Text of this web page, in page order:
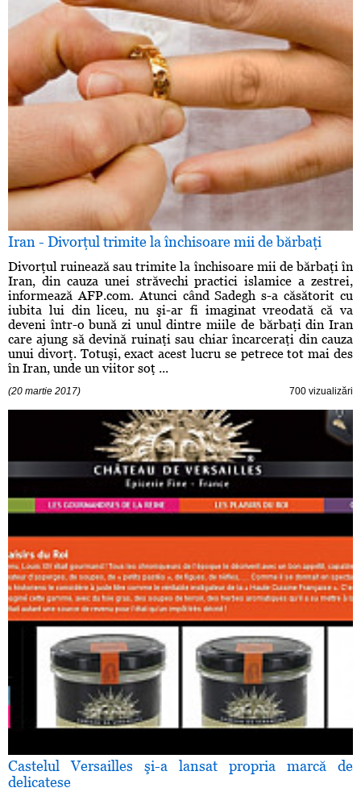
Iran - Divorţul trimite la închisoare mii de bărbaţi
Divorţul ruinează sau trimite la închisoare mii de bărbaţi în
Iran, din cauza unei străvechi practici islamice a zestrei,
informează AFP.com. Atunci când Sadegh s-a căsătorit cu
iubita lui din liceu, nu şi-ar fi imaginat vreodată că va
deveni într-o bună zi unul dintre miile de bărbaţi din Iran
care ajung să devină ruinaţi sau chiar încarceraţi din cauza
unui divorţ. Totuşi, exact acest lucru se petrece tot mai des
în Iran, unde un viitor soţ ...
(20 martie 2017) 700 vizualizări
Castelul Versailles şi-a lansat propria marcă de
delicatese